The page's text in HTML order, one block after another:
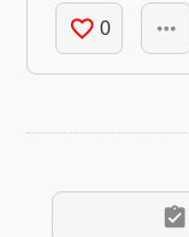
favorite_border 0 more_horiz
assignment_turned_in